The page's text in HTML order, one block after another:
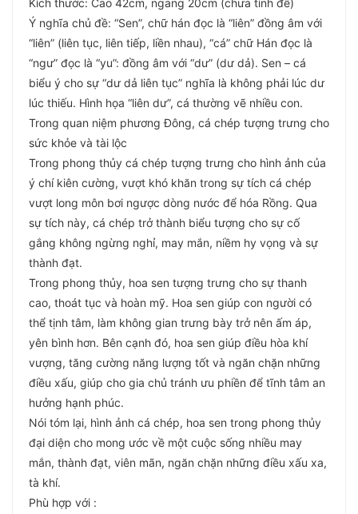
Kích thước: Cao 42cm, ngang 20cm (chưa tính đế)
Ý nghĩa chủ đề: “Sen”, chữ hán đọc là “liên” đồng âm với
“liên” (liên tục, liên tiếp, liền nhau), “cá” chữ Hán đọc là
“ngư” đọc là “yu”: đồng âm với “dư” (dư dả). Sen – cá
biểu ý cho sự “dư dả liên tục” nghĩa là không phải lúc dư
lúc thiếu. Hình họa “liên dư”, cá thường vẽ nhiều con.
Trong quan niệm phương Đông, cá chép tượng trưng cho
sức khỏe và tài lộc
Trong phong thủy cá chép tượng trưng cho hình ảnh của
ý chí kiên cường, vượt khó khăn trong sự tích cá chép
vượt long môn bơi ngược dòng nước để hóa Rồng. Qua
sự tích này, cá chép trở thành biểu tượng cho sự cố
gắng không ngừng nghỉ, may mắn, niềm hy vọng và sự
thành đạt.
Trong phong thủy, hoa sen tượng trưng cho sự thanh
cao, thoát tục và hoàn mỹ. Hoa sen giúp con người có
thể tịnh tâm, làm không gian trưng bày trở nên ấm áp,
yên bình hơn. Bên cạnh đó, hoa sen giúp điều hòa khí
vượng, tăng cường năng lượng tốt và ngăn chặn những
điều xấu, giúp cho gia chủ tránh ưu phiền để tĩnh tâm an
hưởng hạnh phúc.
Nói tóm lại, hình ảnh cá chép, hoa sen trong phong thủy
đại diện cho mong ước về một cuộc sống nhiều may
mắn, thành đạt, viên mãn, ngăn chặn những điều xấu xa,
tà khí.
Phù hợp với :